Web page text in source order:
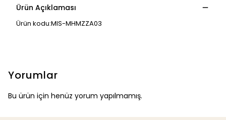
Ürün Açıklaması
Ürün kodu:MIS-MHMZZA03
Yorumlar
Bu ürün için henüz yorum yapılmamış.